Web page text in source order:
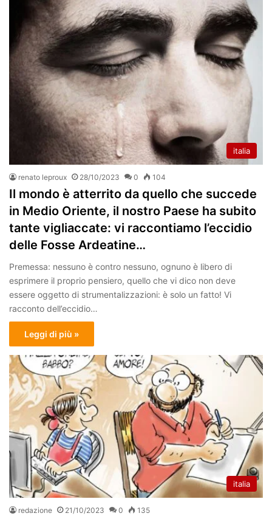
italia
renato leproux 28/10/2023 0 104
Il mondo è atterrito da quello che succede
in Medio Oriente, il nostro Paese ha subito
tante vigliaccate: vi raccontiamo l’eccidio
delle Fosse Ardeatine…
Premessa: nessuno è contro nessuno, ognuno è libero di
esprimere il proprio pensiero, quello che vi dico non deve
essere oggetto di strumentalizzazioni: è solo un fatto! Vi
racconto dell’eccidio…
Leggi di più »
italia
redazione 21/10/2023 0 135